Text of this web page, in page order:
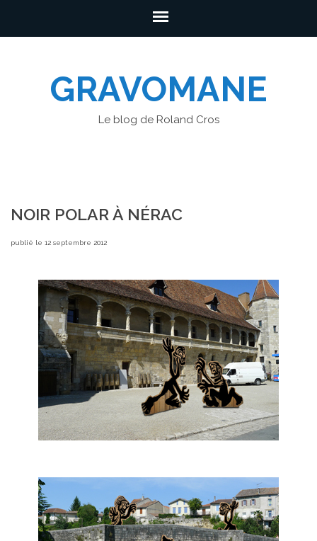
GRAVOMANE
Le blog de Roland Cros
NOIR POLAR À NÉRAC
publié le 12 septembre 2012